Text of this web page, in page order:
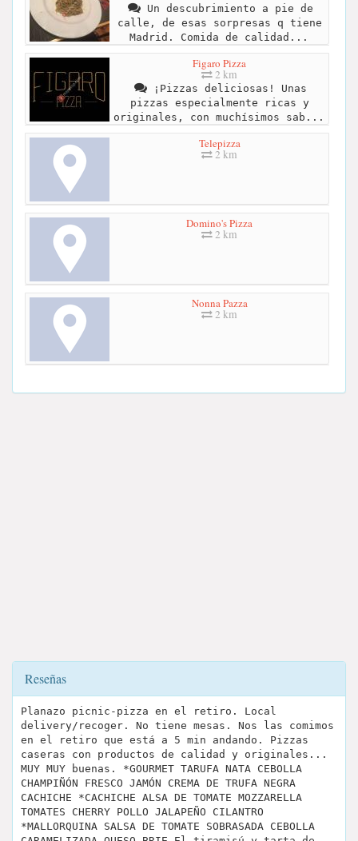
Un descubrimiento a pie de
calle, de esas sorpresas q tiene
Madrid. Comida de calidad...
Figaro Pizza
2 km
¡Pizzas deliciosas! Unas
pizzas especialmente ricas y
originales, con muchísimos sab...
Telepizza
2 km
Domino's Pizza
2 km
Nonna Pazza
2 km
Reseñas
Planazo picnic-pizza en el retiro. Local
delivery/recoger. No tiene mesas. Nos las comimos
en el retiro que está a 5 min andando. Pizzas
caseras con productos de calidad y originales...
MUY MUY buenas. *GOURMET TARUFA NATA CEBOLLA
CHAMPIÑÓN FRESCO JAMÓN CREMA DE TRUFA NEGRA
CACHICHE *CACHICHE ALSA DE TOMATE MOZZARELLA
TOMATES CHERRY POLLO JALAPEÑO CILANTRO
*MALLORQUINA SALSA DE TOMATE SOBRASADA CEBOLLA